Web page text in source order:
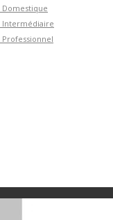
Domestique
Intermédiaire
Professionnel